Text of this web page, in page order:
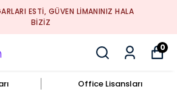
Pinti, Hizmette Cömert!
0
Office Lisansları